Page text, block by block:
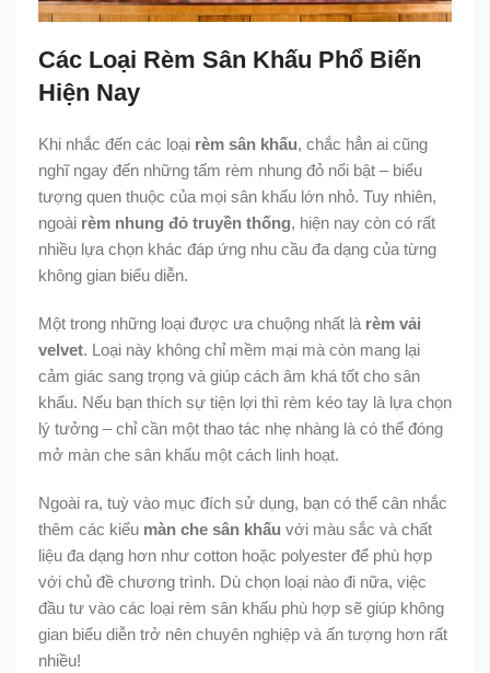
Các Loại Rèm Sân Khấu Phổ Biến
Hiện Nay
Khi nhắc đến các loại rèm sân khấu, chắc hẳn ai cũng
nghĩ ngay đến những tấm rèm nhung đỏ nổi bật – biểu
tượng quen thuộc của mọi sân khấu lớn nhỏ. Tuy nhiên,
ngoài rèm nhung đỏ truyền thống, hiện nay còn có rất
nhiều lựa chọn khác đáp ứng nhu cầu đa dạng của từng
không gian biểu diễn.
Một trong những loại được ưa chuộng nhất là rèm vải
velvet. Loại này không chỉ mềm mại mà còn mang lại
cảm giác sang trọng và giúp cách âm khá tốt cho sân
khấu. Nếu bạn thích sự tiện lợi thì rèm kéo tay là lựa chọn
lý tưởng – chỉ cần một thao tác nhẹ nhàng là có thể đóng
mở màn che sân khấu một cách linh hoạt.
Ngoài ra, tuỳ vào mục đích sử dụng, bạn có thể cân nhắc
thêm các kiểu màn che sân khấu với màu sắc và chất
liệu đa dạng hơn như cotton hoặc polyester để phù hợp
với chủ đề chương trình. Dù chọn loại nào đi nữa, việc
đầu tư vào các loại rèm sân khấu phù hợp sẽ giúp không
gian biểu diễn trở nên chuyên nghiệp và ấn tượng hơn rất
nhiều!